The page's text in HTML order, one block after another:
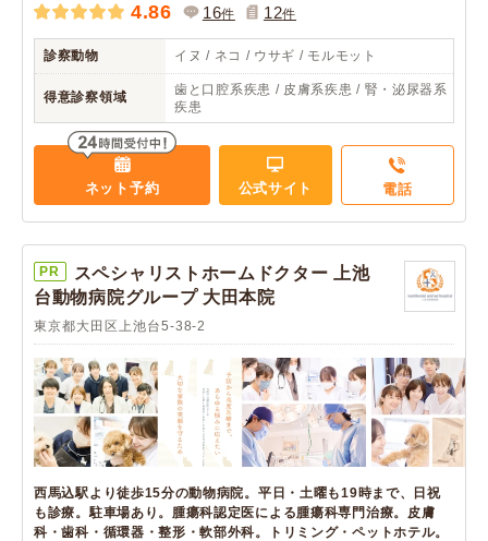
4.86 16件 12件
診察動物 イヌ / ネコ / ウサギ / モルモット
得意診察領域
歯と口腔系疾患 / 皮膚系疾患 / 腎・泌尿器系
疾患
ネット予約 公式サイト 電話
PR
スペシャリストホームドクター 上池
台動物病院グループ 大田本院
東京都大田区上池台5-38-2
西馬込駅より徒歩15分の動物病院。平日・土曜も19時まで、日祝
も診療。駐車場あり。腫瘍科認定医による腫瘍科専門治療。皮膚
科・歯科・循環器・整形・軟部外科。トリミング・ペットホテル。